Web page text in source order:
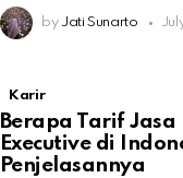
by Jati Sunarto
Karir
Berapa Tarif Jasa
Executive di
Penjelasannya